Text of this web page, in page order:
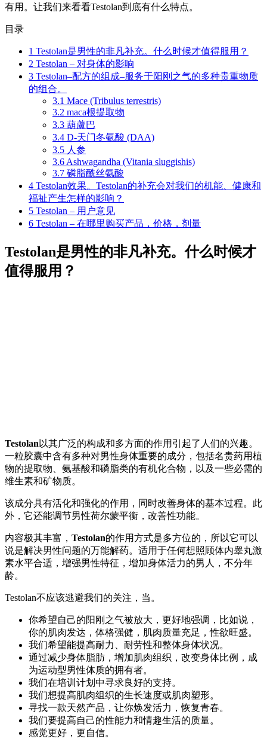
有用。让我们来看看Testolan到底有什么特点。
目录
1 Testolan是男性的非凡补充。什么时候才值得服用？
2 Testolan – 对身体的影响
3 Testolan–配方的组成–服务于阳刚之气的多种贵重物质
的组合。
3.1 Mace (Tribulus terrestris)
3.2 maca根提取物
3.3 葫蘆巴
3.4 D-天门冬氨酸 (DAA)
3.5 人参
3.6 Ashwagandha (Vitania sluggishis)
3.7 磷脂酰丝氨酸
4 Testolan效果。Testolan的补充会对我们的机能、健康和
福祉产生怎样的影响？
5 Testolan – 用户意见
6 Testolan – 在哪里购买产品，价格，剂量
Testolan是男性的非凡补充。什么时候才
值得服用？
Testolan 以其广泛的构成和多方面的作用引起了人们的兴趣。
一粒胶囊中含有多种对男性身体重要的成分，包括名贵药用植
物的提取物、氨基酸和磷脂类的有机化合物，以及一些必需的
维生素和矿物质。
该成分具有活化和强化的作用，同时改善身体的基本过程。此
外，它还能调节男性荷尔蒙平衡，改善性功能。
内容极其丰富， Testolan的作用方式是多方位的，所以它可以
说是解决男性问题的万能解药。适用于任何想照顾体内睾丸激
素水平合适，增强男性特征，增加身体活力的男人，不分年
龄。
Testolan不应该逃避我们的关注，当。
你希望自己的阳刚之气被放大，更好地强调，比如说，
你的肌肉发达，体格强健，肌肉质量充足，性欲旺盛。
我们希望能提高耐力、耐劳性和整体身体状况。
通过减少身体脂肪，增加肌肉组织，改变身体比例，成
为运动型男性体质的拥有者。
我们在培训计划中寻求良好的支持。
我们想提高肌肉组织的生长速度或肌肉塑形。
寻找一款天然产品，让你焕发活力，恢复青春。
我们要提高自己的性能力和情趣生活的质量。
感觉更好，更自信。